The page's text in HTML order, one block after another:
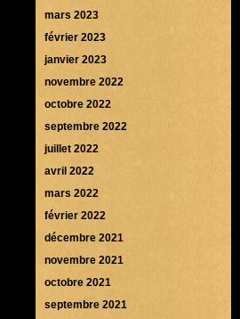
mars 2023
février 2023
janvier 2023
novembre 2022
octobre 2022
septembre 2022
juillet 2022
avril 2022
mars 2022
février 2022
décembre 2021
novembre 2021
octobre 2021
septembre 2021